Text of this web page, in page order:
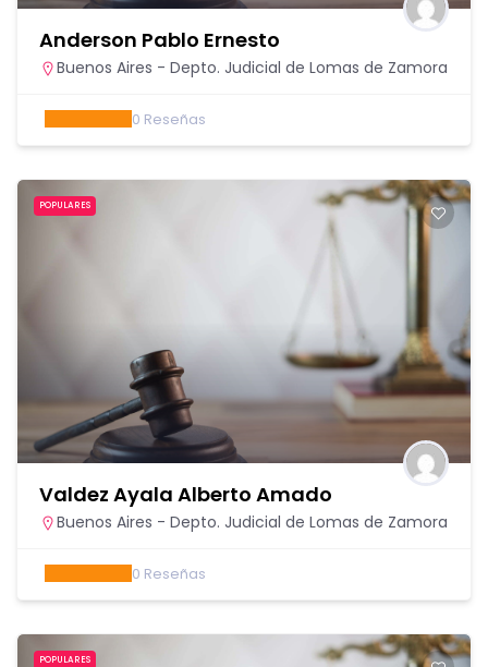
Anderson Pablo Ernesto
Buenos Aires - Depto. Judicial de Lomas de Zamora
0 Reseñas
POPULARES
Valdez Ayala Alberto Amado
Buenos Aires - Depto. Judicial de Lomas de Zamora
0 Reseñas
POPULARES